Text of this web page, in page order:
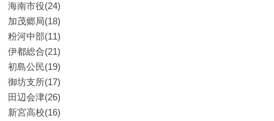
海南市役(24)
加茂郷局(18)
粉河中部(11)
伊都総合(21)
初島公民(19)
御坊支所(17)
田辺会津(26)
新宮高校(16)